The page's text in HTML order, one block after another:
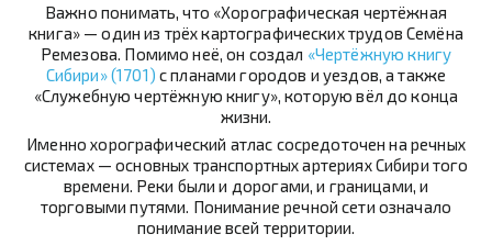
Важно понимать, что «Хорографическая чертёжная
книга» — один из трёх картографических трудов Семёна
Ремезова. Помимо неё, он создал «Чертёжную книгу
Сибири» (1701) с планами городов и уездов, а также
«Служебную чертёжную книгу», которую вёл до конца
жизни.
Именно хорографический атлас сосредоточен на речных
системах — основных транспортных артериях Сибири того
времени. Реки были и дорогами, и границами, и
торговыми путями. Понимание речной сети означало
понимание всей территории.